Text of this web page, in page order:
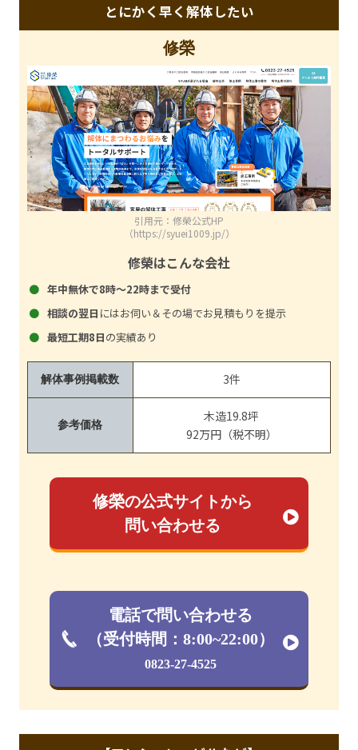
とにかく早く解体したい
修榮
引用元：修榮公式HP
（https://syuei1009.jp/）
修榮はこんな会社
年中無休で8時～22時まで受付
相談の翌日 にはお伺い＆その場でお見積もりを提示
最短工期8日の実績あり
解体事例掲載数 3件
参考価格
木造19.8坪
92万円（税不明）
修榮の公式サイトから
問い合わせる
電話で問い合わせる
（受付時間：8:00~22:00）
0823-27-4525